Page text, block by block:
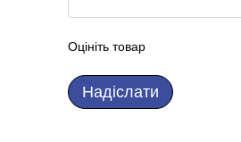
Оцініть товар
Надіслати